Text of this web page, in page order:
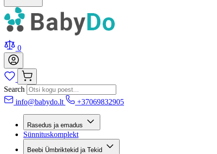
0
Search
info@babydo.lt
+37069832905
Rasedus ja emadus
Sünnituskomplekt
Beebi Ümbriktekid ja Tekid